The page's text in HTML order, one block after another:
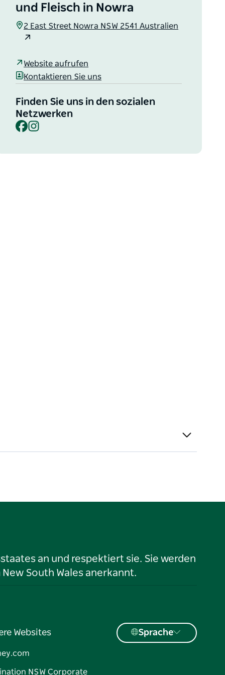
und Fleisch in Nowra
2 East Street Nowra NSW 2541 Australien
Website aufrufen
Kontaktieren Sie uns
Finden Sie uns in den sozialen
Netzwerken
Facebook
an und respektiert sie. Sie werden
South Wales anerkannt.
Websites
NSW Corporate
Sprache